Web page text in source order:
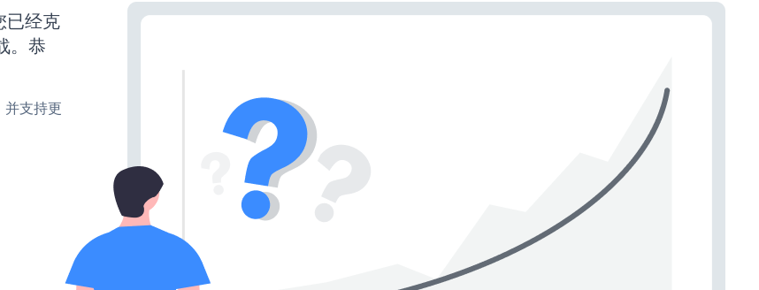
经克
。恭
支持更